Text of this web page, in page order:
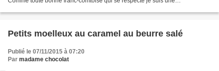
Petits moelleux au caramel au beurre salé
Publié le 07/11/2015 à 07:20
Par madame chocolat